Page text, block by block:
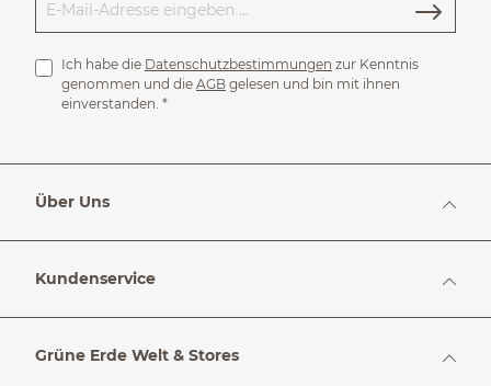
Ich habe die Datenschutzbestimmungen zur Kenntnis
genommen und die AGB gelesen und bin mit ihnen
einverstanden. *
Über Uns
Kundenservice
Grüne Erde Welt & Stores